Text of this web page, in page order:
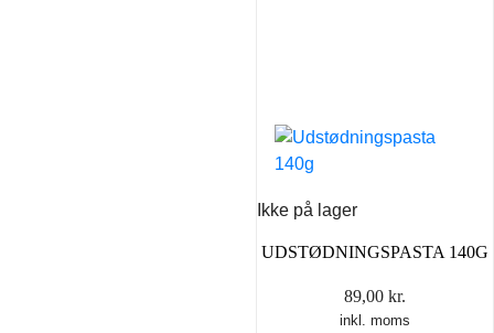
Ikke på lager
UDSTØDNINGSPASTA 140G
89,00 kr.
inkl. moms